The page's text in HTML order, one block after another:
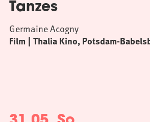
Tanzes
Film Thalia Kino, Potsdam-
Germaine Acogny